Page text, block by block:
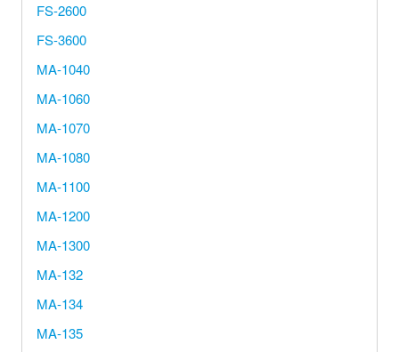
FS-2600
FS-3600
MA-1040
MA-1060
MA-1070
MA-1080
MA-1100
MA-1200
MA-1300
MA-132
MA-134
MA-135